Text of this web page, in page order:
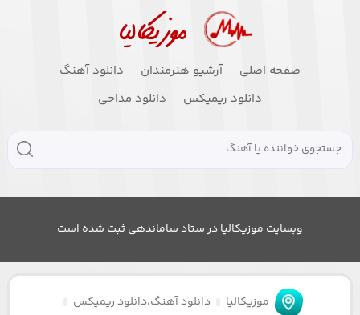
صفحه اصلی آرشیو هنرمندان
دانلود آهنگ
دانلود ریمیکس
دانلود مداحی
وبسایت موزیکالیا در ستاد ساماندهی ثبت شده است
موزیکالیا دانلود آهنگ،دانلود ریمیکس